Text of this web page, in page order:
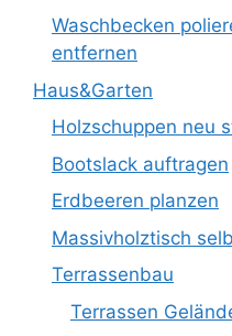
Waschbecken
entfernen
Haus&Garten
Holzschuppen neu
Bootslack auftragen
Erdbeeren planzen
Massivholztisch
Terrassenbau
Terrassen